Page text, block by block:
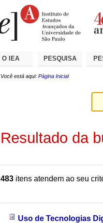
O IEA PESQUISA
Você está aqui: Página Inicial
Resultado da
483 itens atendem ao seu
Uso de Tecnologias